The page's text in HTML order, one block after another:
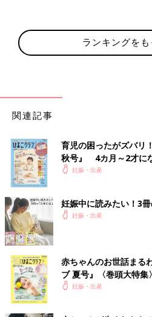
ランキングを
関連記事
育児の困ったがズバリ
秋号』 4カ月～2才に
いっぱい！
妊娠・出産
妊娠中に読みたい！3冊
妊娠・出産
赤ちゃんのお世話まる
ブ 夏号』〈巻頭大特
く！ おっぱい・ミルク
妊娠・出産